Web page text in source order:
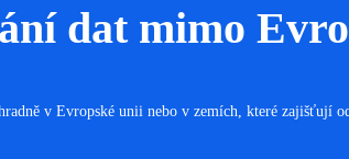
dat mimo
v Evropské unii nebo v zemích, které zajišťují